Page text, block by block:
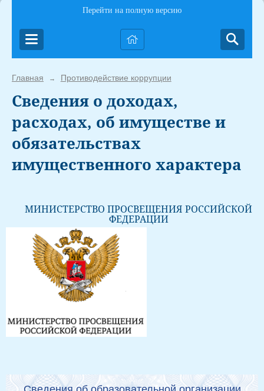
Перейти на полную версию
Главная → Противодействие коррупции
Сведения о доходах,
расходах, об имуществе и
обязательствах
имущественного характера
МИНИСТЕРСТВО ПРОСВЕЩЕНИЯ РОССИЙСКОЙ
ФЕДЕРАЦИИ